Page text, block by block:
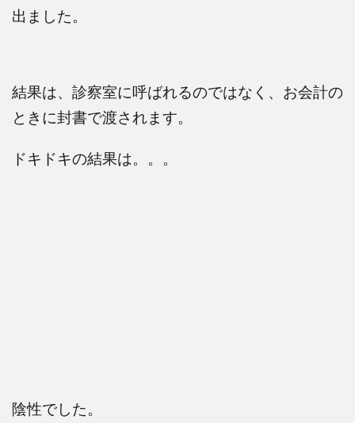
出ました。
結果は、診察室に呼ばれるのではなく、お会計の
ときに封書で渡されます。
ドキドキの結果は。。。
陰性でした。